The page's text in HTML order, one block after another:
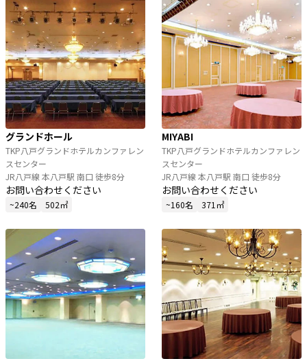
グランドホール
TKP八戸グランドホテルカンファレン
スセンター
JR八戸線 本八戸駅 南口 徒歩8分
お問い合わせください
~240名 502㎡
MIYABI
TKP八戸グランドホテルカンファレン
スセンター
JR八戸線 本八戸駅 南口 徒歩8分
お問い合わせください
~160名 371㎡